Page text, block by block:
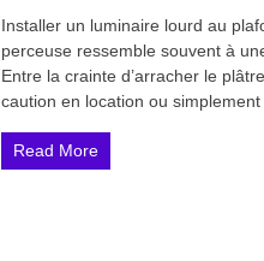
Installer un luminaire lourd au
perceuse ressemble souvent à
Entre la crainte d’arracher le
caution en location ou simplement
Read More